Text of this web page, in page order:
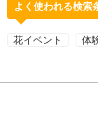
よく使われる検索
花イベント 体